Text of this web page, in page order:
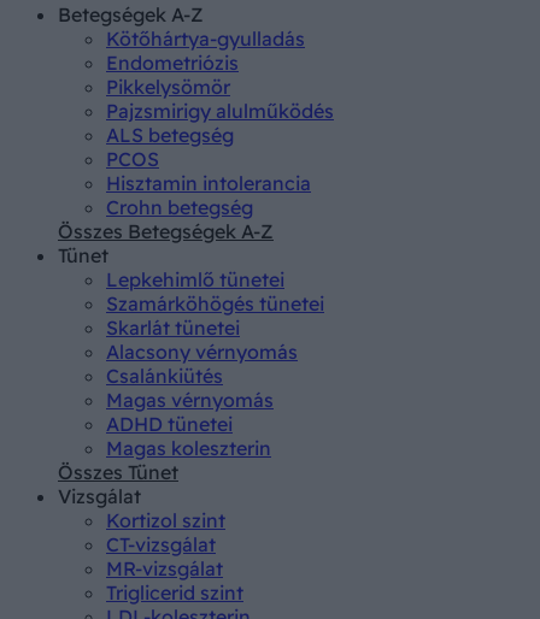
Betegségek A-Z
Kötőhártya-gyulladás
Endometriózis
Pikkelysömör
Pajzsmirigy alulműködés
ALS betegség
PCOS
Hisztamin intolerancia
Crohn betegség
Összes Betegségek A-Z
Tünet
Lepkehimlő tünetei
Szamárköhögés tünetei
Skarlát tünetei
Alacsony vérnyomás
Csalánkiütés
Magas vérnyomás
ADHD tünetei
Magas koleszterin
Összes Tünet
Vizsgálat
Kortizol szint
CT-vizsgálat
MR-vizsgálat
Triglicerid szint